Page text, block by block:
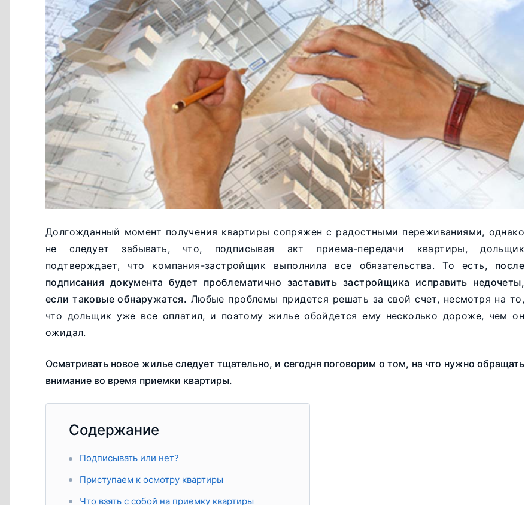
Долгожданный момент получения квартиры сопряжен с радостными переживаниями, однако
не следует забывать, что, подписывая акт приема-передачи квартиры, дольщик
подтверждает, что компания-застройщик выполнила все обязательства. То есть, после
подписания документа будет проблематично заставить застройщика исправить недочеты,
если таковые обнаружатся. Любые проблемы придется решать за свой счет, несмотря на то,
что дольщик уже все оплатил, и поэтому жилье обойдется ему несколько дороже, чем он
ожидал.
Осматривать новое жилье следует тщательно, и сегодня поговорим о том, на что нужно обращать
внимание во время приемки квартиры.
Содержание
Подписывать или нет?
Приступаем к осмотру квартиры
Что взять с собой на приемку квартиры